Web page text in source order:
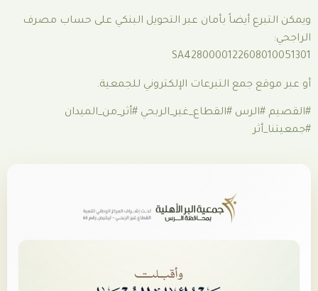
بأمان عبر التحويل البنكي على حساب مصرف
التبرعات الإلكتروني للجمعية.
#القطاع_غير_الربحي #أثر_من_الميدان